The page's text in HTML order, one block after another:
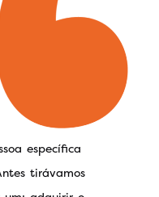
específica
tirávamos